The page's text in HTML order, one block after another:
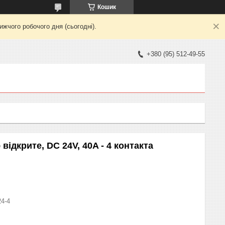
Кошик
робочого дня (сьогодні).
+380 (95) 512-49-55
DC 24V, 40A - 4 контакта
4